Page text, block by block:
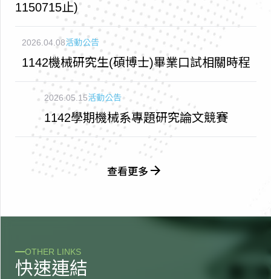
1150715止)
2026.04.08活動公告
1142機械研究生(碩博士)畢業口試相關時程
2026.05.15活動公告
1142學期機械系專題研究論文競賽
查看更多
OTHER LINKS
快速連結